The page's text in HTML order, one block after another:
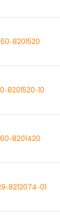
8201520
8201520-10
8201420
8212074-01